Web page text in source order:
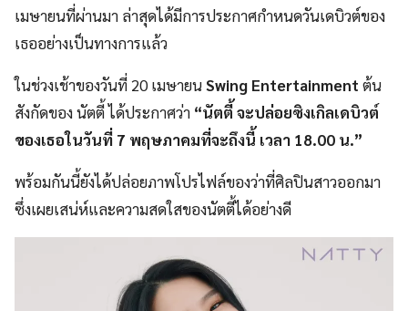
เมษายนที่ผ่านมา ล่าสุดได้มีการประกาศกำหนดวันเดบิวต์ของ
เธออย่างเป็นทางการแล้ว
ในช่วงเช้าของวันที่ 20 เมษายนSwing Entertainment ต้น
สังกัดของ นัตตี้ ได้ประกาศว่า “นัตตี้ จะปล่อยซิงเกิลเดบิวต์
ของเธอในวันที่ 7 พฤษภาคมที่จะถึงนี้ เวลา 18.00 น.”
พร้อมกันนี้ยังได้ปล่อยภาพโปรไฟล์ของว่าที่ศิลปินสาวออกมา
ซึ่งเผยเสน่ห์และความสดใสของนัตตี้ได้อย่างดี